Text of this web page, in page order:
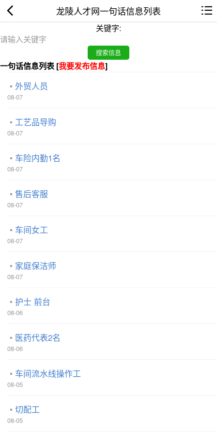
龙陵人才网一句话信息列表
关键字:
一句话信息列表 [我要发布信息]
外贸人员
08-07
工艺品导购
08-07
车险内勤1名
08-07
售后客服
08-07
车间女工
08-07
家庭保洁师
08-07
护士 前台
08-06
医药代表2名
08-06
车间流水线操作工
08-05
切配工
08-05